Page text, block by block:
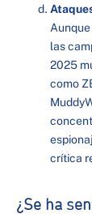
las
2025
como
crítica
¿Se ha